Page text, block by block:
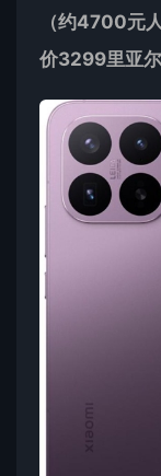
（约4700元
价3299里亚